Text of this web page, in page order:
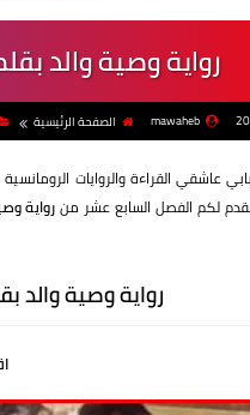
رواية وصية والد
mawaheb الصفحة الرئيسية
عاشقي القراءة والروايات
لكم الفصل السابع عشر منرواية
رواية وصية والد